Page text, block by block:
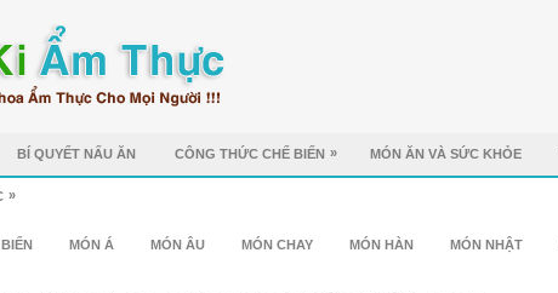
BÍ QUYẾT NẤU ĂN CÔNG THỨC CHẾ BIẾN » MÓN ĂN VÀ SỨC KHỎE
»
MÓN Á MÓN ÂU MÓN CHAY MÓN HÀN MÓN NHẬT